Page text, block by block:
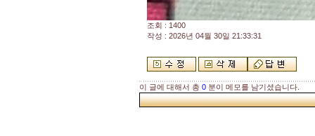
조회 : 1400
작성 : 2026년 04월 30일 21:33:31
이 글에 대해서 총 0 분이 메모를 남기셨습니다.